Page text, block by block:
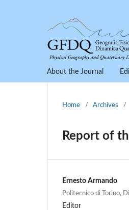
About the Journal
Home / Archives /
Report of
Ernesto Armando
Politecnico di Torino,
Editor